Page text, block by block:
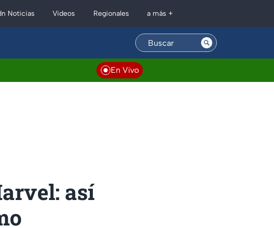
Noticias Videos Regionales a más +
En Vivo
así